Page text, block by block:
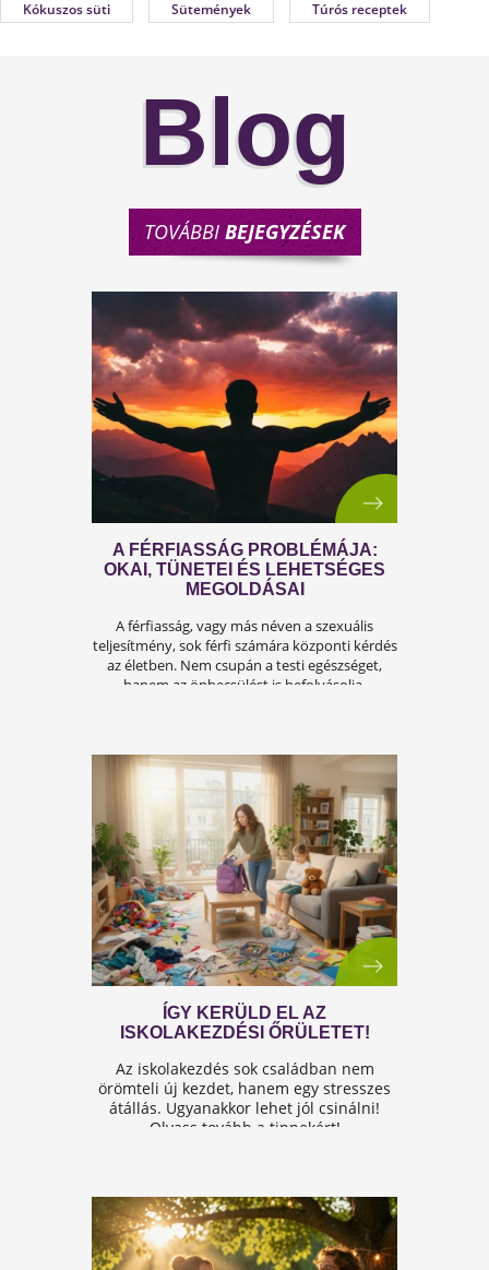
Kókuszos süti Sütemények Túrós receptek
Blog
TOVÁBBIBEJEGYZÉSEK